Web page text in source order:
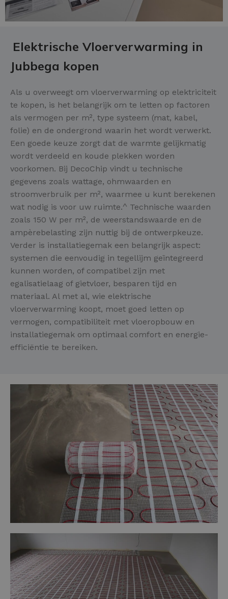
Elektrische Vloerverwarming in
Jubbega kopen
Als u overweegt om vloerverwarming op elektriciteit
te kopen, is het belangrijk om te letten op factoren
als vermogen per m², type systeem (mat, kabel,
folie) en de ondergrond waarin het wordt verwerkt.
Een goede keuze zorgt dat de warmte gelijkmatig
wordt verdeeld en koude plekken worden
voorkomen. Bij DecoChip vindt u technische
gegevens zoals wattage, ohmwaarden en
stroomverbruik per m², waarmee u kunt berekenen
wat nodig is voor uw ruimte.^ Technische waarden
zoals 150 W per m², de weerstandswaarde en de
ampèrebelasting zijn nuttig bij de ontwerpkeuze.
Verder is installatiegemak een belangrijk aspect:
systemen die eenvoudig in tegellijm geïntegreerd
kunnen worden, of compatibel zijn met
egalisatielaag of gietvloer, besparen tijd en
materiaal. Al met al, wie elektrische
vloerverwarming koopt, moet goed letten op
vermogen, compatibiliteit met vloeropbouw en
installatiegemak om optimaal comfort en energie-
efficiëntie te bereiken.